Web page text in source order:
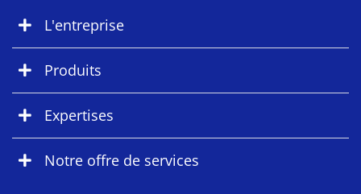
L'entreprise
Produits
Expertises
Notre offre de services